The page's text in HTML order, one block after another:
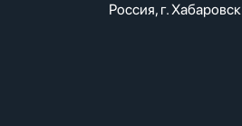
Россия, г. Хабаровск